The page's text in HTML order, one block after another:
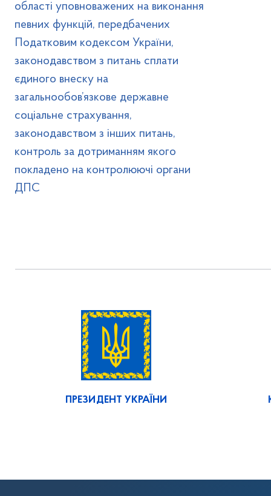
області уповноважених на виконання
певних функцій, передбачених
Податковим кодексом України,
законодавством з питань сплати
єдиного внеску на
загальнообов’язкове державне
соціальне страхування,
законодавством з інших питань,
контроль за дотриманням якого
покладено на контролюючі органи
ДПС
ПРЕЗИДЕНТ УКРАЇНИ